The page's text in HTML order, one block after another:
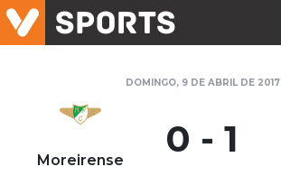
DOMINGO, 9 DE ABRIL DE 2017
Moreirense 0 - 1